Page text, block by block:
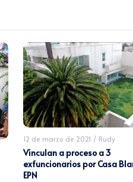
12 de marzo de 2021 / Rudy
Vinculan a proceso a 3
exfuncionarios por Casa
EPN